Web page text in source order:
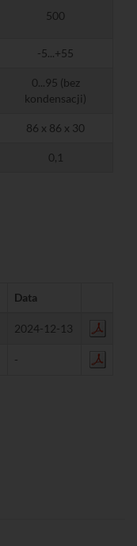
500
-5...+55
0...95 (bez
kondensacji)
86 x 86 x 30
0,1
Data
2024-12-13
-